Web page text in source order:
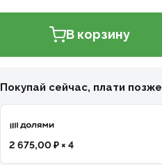
В корзину
Покупай сейчас, плати позже
2 675,00 ₽ × 4